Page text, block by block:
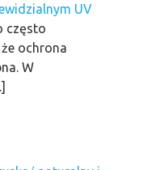
UV
często
ochrona
W